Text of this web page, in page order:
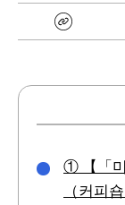
① 【「미
（커피